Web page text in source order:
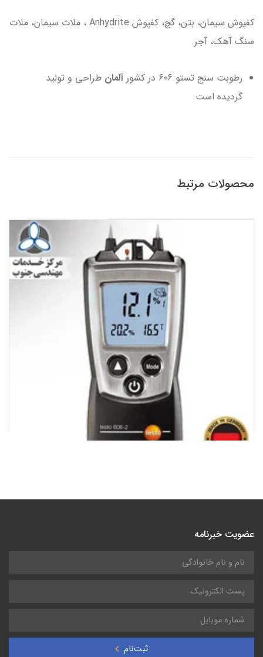
کفپوش سیمان، بتن، گچ، کفپوش Anhydrite ، ملات سیمان، ملات
سنگ آهک، آجر.
رطوبت سنج تستو 606 در کشور آلمان طراحی و تولید
گردیده است.
محصولات مرتبط
عضویت خبرنامه
ثبت‌نام